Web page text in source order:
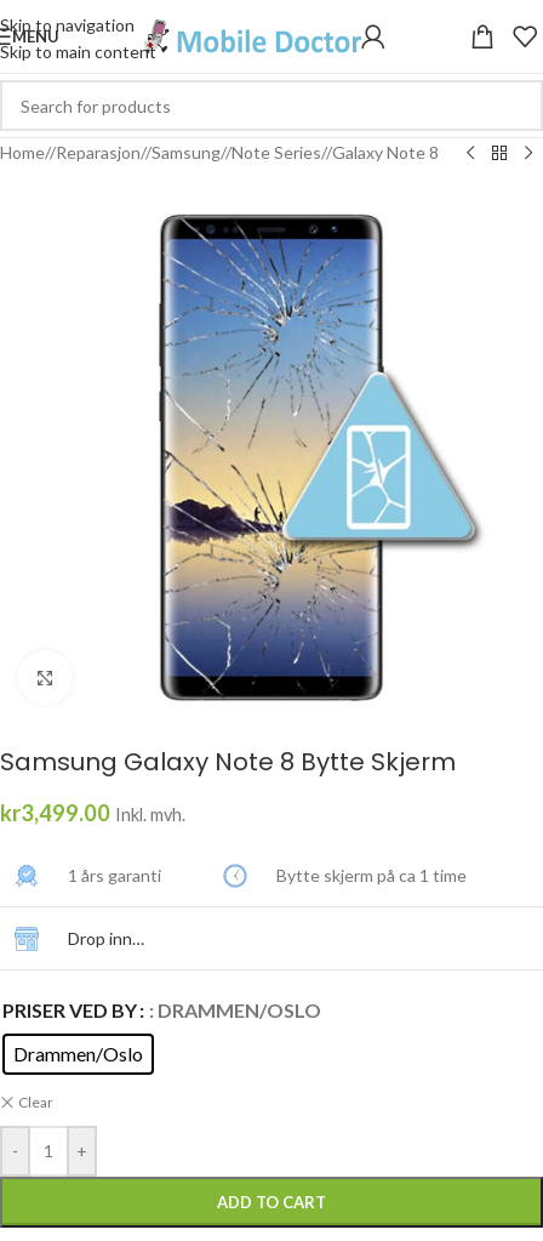
Skip to navigation
Skip to main content
MENU
Home/ Reparasjon/ Samsung/ Note Series/ Galaxy Note 8
Click to enlarge
Samsung Galaxy Note 8 Bytte Skjerm
kr3,499.00 Inkl. mvh.
1 års garanti Bytte skjerm på ca 1 time
Drop inn…
PRISER VED BY : DRAMMEN/OSLO
Drammen/Oslo
Clear
- +
ADD TO CART